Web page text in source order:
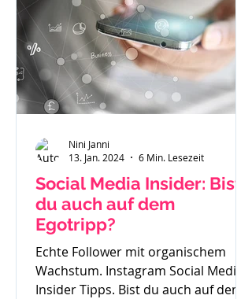
Social Media Insider: Bist
du auch auf dem
Egotripp?
Echte Follower mit organischem
Wachstum. Instagram Social Media
Insider Tipps. Bist du auch auf dem
Nini Janni
13. Jan. 2024
6 Min. Lesezeit